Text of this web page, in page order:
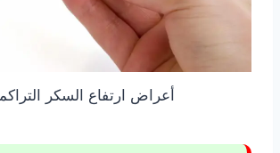
أعراض ارتفاع السكر